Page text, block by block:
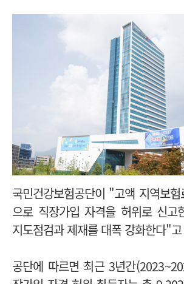
국민건강보험공단이 "고액 지역보
으로 직장가입 자격을 허위로 신고
지도점검과 제재를 대폭 강화한다"
공단에 따르면 최근 3년간